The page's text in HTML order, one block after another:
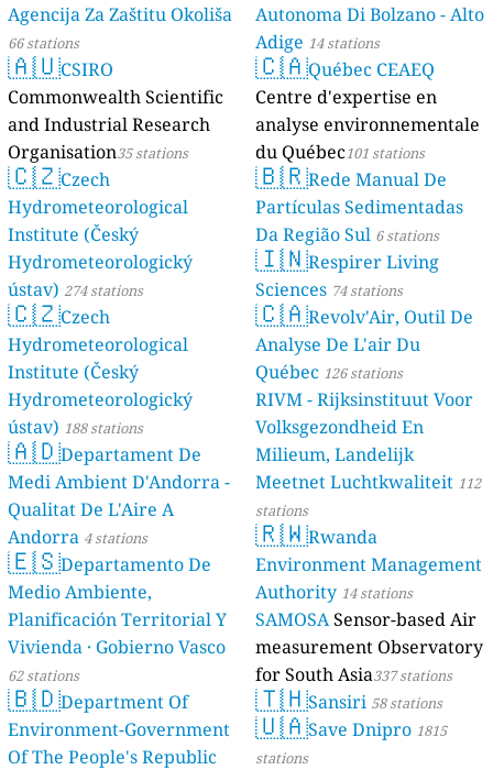
Agencija Za Zaštitu Okoliša
66 stations
🇦🇺CSIRO
Commonwealth Scientific
and Industrial Research
Organisation35 stations
🇨🇿Czech
Hydrometeorological
Institute (Český
Hydrometeorologický
ústav) 274 stations
🇨🇿Czech
Hydrometeorological
Institute (Český
Hydrometeorologický
ústav) 188 stations
🇦🇩Departament De
Medi Ambient D'Andorra -
Qualitat De L'Aire A
Andorra 4 stations
🇪🇸Departamento De
Medio Ambiente,
Planificación Territorial Y
Vivienda · Gobierno Vasco
62 stations
🇧🇩Department Of
Environment-Government
Of The People's Republic
Autonoma Di Bolzano - Alto
Adige 14 stations
🇨🇦Québec CEAEQ
Centre d'expertise en
analyse environnementale
du Québec101 stations
🇧🇷Rede Manual De
Partículas Sedimentadas
Da Região Sul 6 stations
🇮🇳Respirer Living
Sciences 74 stations
🇨🇦Revolv'Air, Outil De
Analyse De L'air Du
Québec 126 stations
RIVM - Rijksinstituut Voor
Volksgezondheid En
Milieum, Landelijk
Meetnet Luchtkwaliteit 112
stations
🇷🇼Rwanda
Environment Management
Authority 14 stations
SAMOSASensor-based Air
measurement Observatory
for South Asia337 stations
🇹🇭Sansiri 58 stations
🇺🇦Save Dnipro 1815
stations